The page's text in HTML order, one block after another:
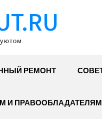
РЕМОНТ
И ПРАВООБЛАДАТЕЛЯМ